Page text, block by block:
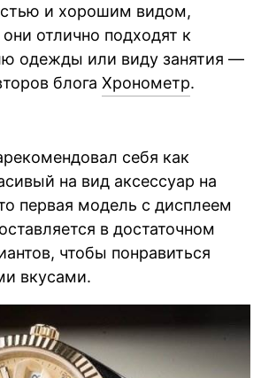
и хорошим видом,
отлично подходят к
одежды или виду занятия —
блогаХронометр.
себя как
на вид аксессуар на
первая модель с дисплеем
в достаточном
чтобы понравиться
вкусами.